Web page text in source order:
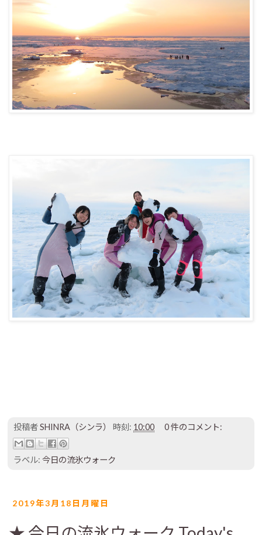
投稿者SHINRA（シンラ） 時刻: 10:00 0 件のコメント:
ラベル: 今日の流氷ウォーク
2019年3月18日月曜日